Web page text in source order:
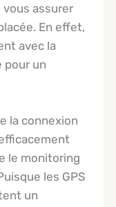
assurer
En effet,
avec la
pour un
la connexion
le monitoring
les GPS
un